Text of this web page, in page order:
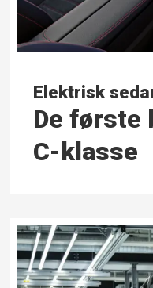
Elektrisk
De første
C-klasse